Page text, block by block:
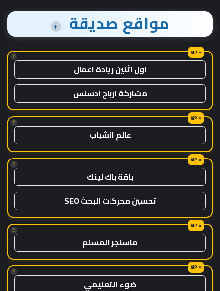
مواقع صديقة +
!
اول اثنين ريادة اعمال
مشاركة ارباح ادسنس
!
عالم الشباب
!
باقة باك لينك
تحسين محركات البحث SEO
!
ماسنجر المسلم
!
ضوء التعليمي